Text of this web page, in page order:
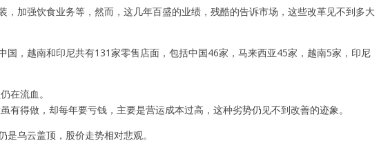
加强饮食业务等，然而，这几年百盛的业绩，残酷的告诉市场，这些改革见不到多大
，越南和印尼共有131家零售店面，包括中国46家，马来西亚45家，越南5家，印尼
在流血。
得做，却每年要亏钱，主要是营运成本过高，这种劣势仍见不到改善的迹象。
乌云盖顶，股价走势相对悲观。